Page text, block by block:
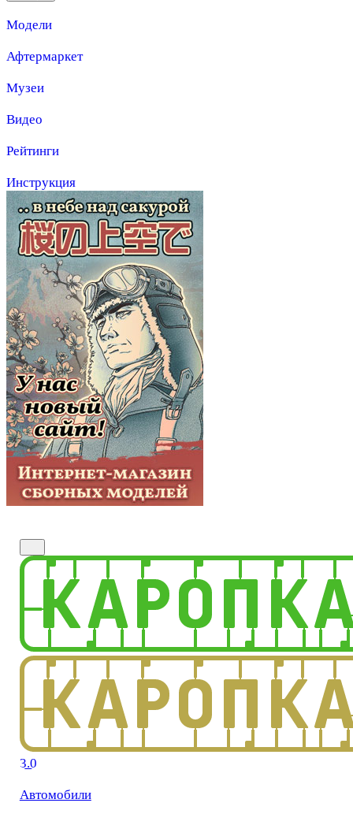
Модели
Афтермаркет
Музеи
Видео
Рейтинги
Инструкция
3.0
Автомобили